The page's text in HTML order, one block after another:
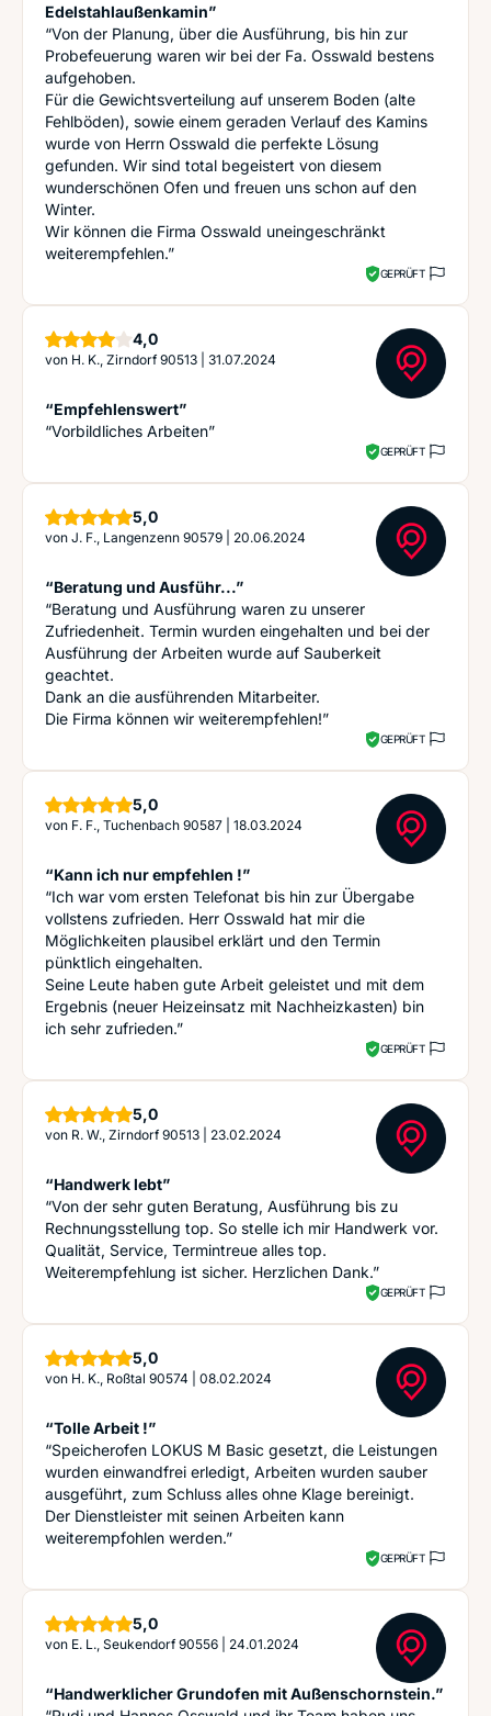
Edelstahlaußenkamin”
“Von der Planung, über die Ausführung, bis hin zur
Probefeuerung waren wir bei der Fa. Osswald bestens
aufgehoben.
Für die Gewichtsverteilung auf unserem Boden (alte
Fehlböden), sowie einem geraden Verlauf des Kamins
wurde von Herrn Osswald die perfekte Lösung
gefunden. Wir sind total begeistert von diesem
wunderschönen Ofen und freuen uns schon auf den
Winter.
Wir können die Firma Osswald uneingeschränkt
weiterempfehlen.”
GEPRÜFT
4,0Sterne
von H. K., Zirndorf 90513 31.07.2024
“Empfehlenswert”
“Vorbildliches Arbeiten”
GEPRÜFT
5,0Sterne
von J. F., Langenzenn 90579 20.06.2024
“Beratung und Ausführ...”
“Beratung und Ausführung waren zu unserer
Zufriedenheit. Termin wurden eingehalten und bei der
Ausführung der Arbeiten wurde auf Sauberkeit
geachtet.
Dank an die ausführenden Mitarbeiter.
Die Firma können wir weiterempfehlen!”
GEPRÜFT
5,0Sterne
von F. F., Tuchenbach 90587 18.03.2024
“Kann ich nur empfehlen !”
“Ich war vom ersten Telefonat bis hin zur Übergabe
vollstens zufrieden. Herr Osswald hat mir die
Möglichkeiten plausibel erklärt und den Termin
pünktlich eingehalten.
Seine Leute haben gute Arbeit geleistet und mit dem
Ergebnis (neuer Heizeinsatz mit Nachheizkasten) bin
ich sehr zufrieden.”
GEPRÜFT
5,0Sterne
von R. W., Zirndorf 90513 23.02.2024
“Handwerk lebt”
“Von der sehr guten Beratung, Ausführung bis zu
Rechnungsstellung top. So stelle ich mir Handwerk vor.
Qualität, Service, Termintreue alles top.
Weiterempfehlung ist sicher. Herzlichen Dank.”
GEPRÜFT
5,0Sterne
von H. K., Roßtal 90574 08.02.2024
“Tolle Arbeit !”
“Speicherofen LOKUS M Basic gesetzt, die Leistungen
wurden einwandfrei erledigt, Arbeiten wurden sauber
ausgeführt, zum Schluss alles ohne Klage bereinigt.
Der Dienstleister mit seinen Arbeiten kann
weiterempfohlen werden.”
GEPRÜFT
5,0Sterne
von E. L., Seukendorf 90556 24.01.2024
“Handwerklicher Grundofen mit Außenschornstein.”